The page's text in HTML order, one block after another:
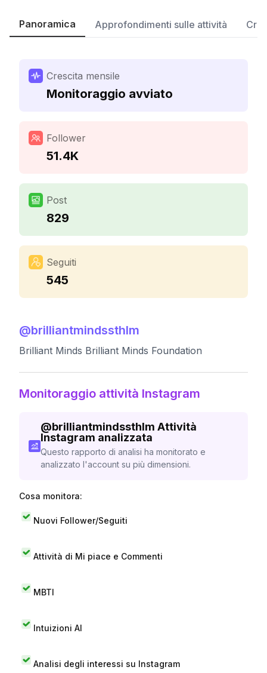
Panoramica Approfondimenti sulle attività
Crescita mensile
Monitoraggio avviato
Follower
51.4K
Post
829
Seguiti
545
@brilliantmindssthlm
Brilliant Minds Brilliant Minds Foundation
Monitoraggio attività Instagram
@brilliantmindssthlm Attività
Instagram analizzata
Questo rapporto di analisi ha monitorato e
analizzato l'account su più dimensioni.
Cosa monitora:
Nuovi Follower/Seguiti
Attività di Mi piace e Commenti
MBTI
Intuizioni AI
Analisi degli interessi su Instagram